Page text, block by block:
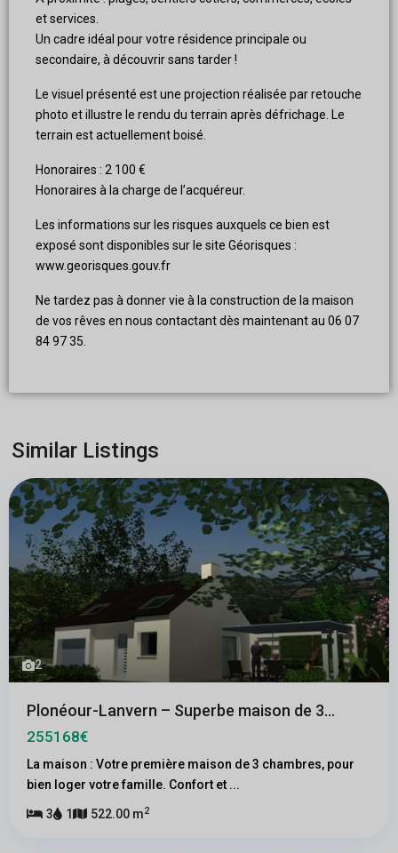
et services.
Un cadre idéal pour votre résidence principale ou
secondaire, à découvrir sans tarder !
Le visuel présenté est une projection réalisée par retouche
photo et illustre le rendu du terrain après défrichage. Le
terrain est actuellement boisé.
Honoraires : 2 100 €
Honoraires à la charge de l’acquéreur.
Les informations sur les risques auxquels ce bien est
exposé sont disponibles sur le site Géorisques :
www.georisques.gouv.fr
Ne tardez pas à donner vie à la construction de la maison
de vos rêves en nous contactant dès maintenant au 06 07
84 97 35.
Similar Listings
2
Plonéour-Lanvern – Superbe maison de 3...
255168€
La maison : Votre première maison de 3 chambres, pour
bien loger votre famille. Confort et ...
3 1 522.00 m2